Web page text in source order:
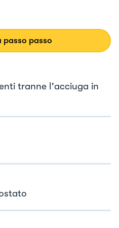
passo passo
tranne l'acciuga in